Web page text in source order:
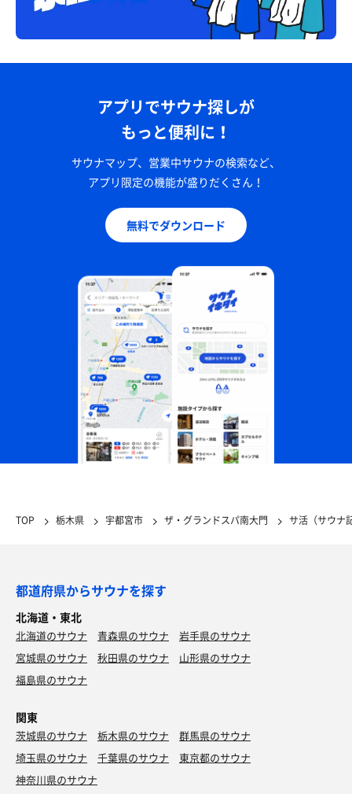
アプリでサウナ探しが
もっと便利に！
サウナマップ、営業中サウナの検索など、
アプリ限定の機能が盛りだくさん！
無料でダウンロード
TOP 栃木県 宇都宮市 ザ・グランドスパ南大門 サ活（サウナ
都道府県からサウナを探す
北海道・東北
北海道のサウナ 青森県のサウナ
岩手県のサウナ
宮城県のサウナ
秋田県のサウナ
山形県のサウナ
福島県のサウナ
関東
茨城県のサウナ 栃木県のサウナ
群馬県のサウナ
埼玉県のサウナ
千葉県のサウナ
東京都のサウナ
神奈川県のサウナ